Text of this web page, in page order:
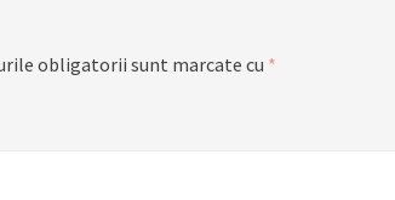
obligatorii sunt marcate cu *